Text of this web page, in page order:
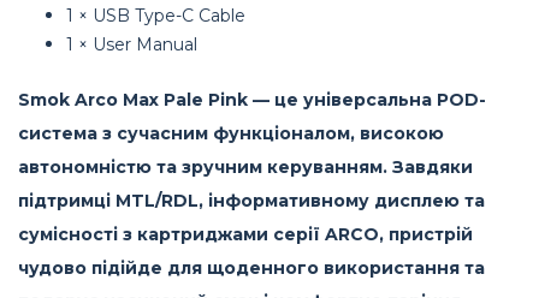
1 × USB Type-C Cable
1 × User Manual
Smok Arco Max Pale Pink — це універсальна POD-
система з сучасним функціоналом, високою
автономністю та зручним керуванням. Завдяки
підтримці MTL/RDL, інформативному дисплею та
сумісності з картриджами серії ARCO, пристрій
чудово підійде для щоденного використання та